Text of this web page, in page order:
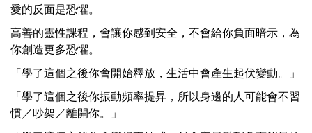
愛的反面是恐懼。
高善的靈性課程，會讓你感到安全，不會給你負面暗示，為
你創造更多恐懼。
「學了這個之後你會開始釋放，生活中會產生起伏變動。」
「學了這個之後你振動頻率提昇，所以身邊的人可能會不習
慣／吵架／離開你。」